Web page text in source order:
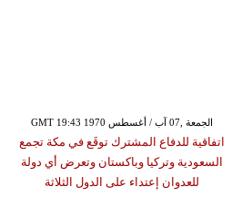
GMT 19:43 1970 الجمعة ,07 آب / أغسطس
اتفاقية للدفاع المشترك توقَع في مكة تجمع
السعودية وتركيا وباكستان وتعرض أي دولة
للعدوان إعتداء على الدول الثلاثة